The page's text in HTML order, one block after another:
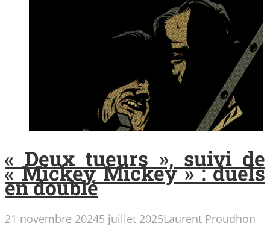
« Deux tueurs », suivi de
« Mickey Mickey » : duels
en doublé
21 novembre 20245 juillet 2025Laurent Proudhon